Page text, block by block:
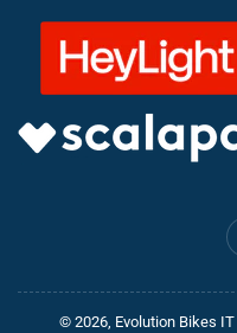
© 2026, Evolution Bikes IT